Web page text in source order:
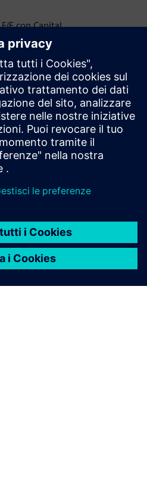
E con Capital
produzione di cablaggi
progettazione elettronica –
Capital per le soluzioni